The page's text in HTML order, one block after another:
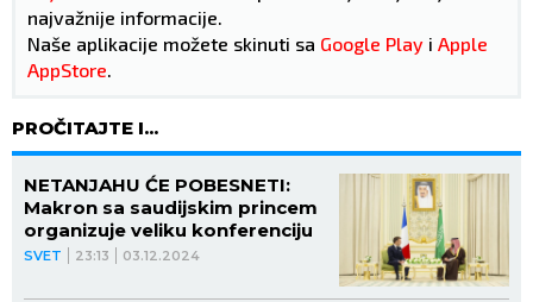
najvažnije informacije.
Naše aplikacije možete skinuti sa Google Play i Apple
AppStore.
PROČITAJTE I...
SVET 23:13 03.12.2024
NETANJAHU ĆE POBESNETI:
Makron sa saudijskim princem
organizuje veliku konferenciju